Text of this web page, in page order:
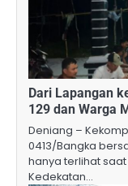
Dari Lapangan
129 dan Warga
Deniang –
0413/Bangka
hanya terlihat
Kedekatan…